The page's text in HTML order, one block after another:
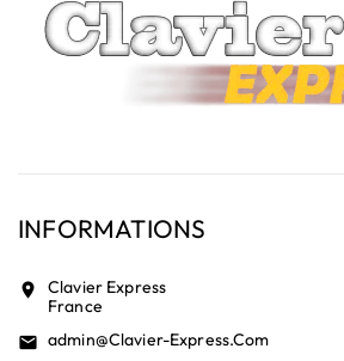
INFORMATIONS
location_on
Clavier Express
France
email Admin@clavier-Express.com